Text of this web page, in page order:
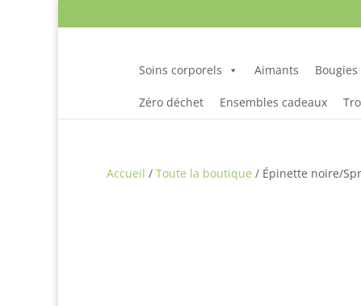
Soins corporels Aimants Bougies
Zéro déchet Ensembles cadeaux
Accueil / Toute la boutique / Épinette noire/